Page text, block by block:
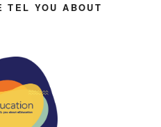
TEL YOU ABOUT